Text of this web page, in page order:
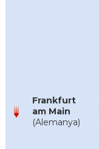
Frankfurt
am Main
(Alemanya)